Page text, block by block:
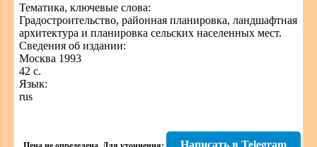
Тематика, ключевые слова:
Градостроительство, районная планировка, ландшафтная
архитектура и планировка сельских населенных мест.
Сведения об издании:
Москва 1993
42 с.
Язык:
rus
Написать в Telegram